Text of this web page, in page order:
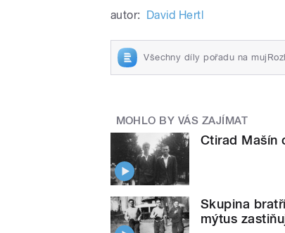
autor: David Hertl
Všechny díly pořadu na
MOHLO BY VÁS ZAJÍMAT
Ctirad Mašín
Skupina
mýtus